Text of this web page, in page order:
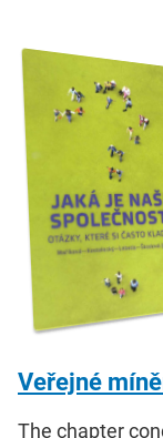
Veřejné
The chapter